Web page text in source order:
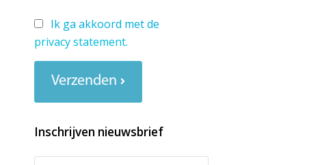
Ik ga akkoord met de
privacy statement.
Verzenden
Inschrijven nieuwsbrief